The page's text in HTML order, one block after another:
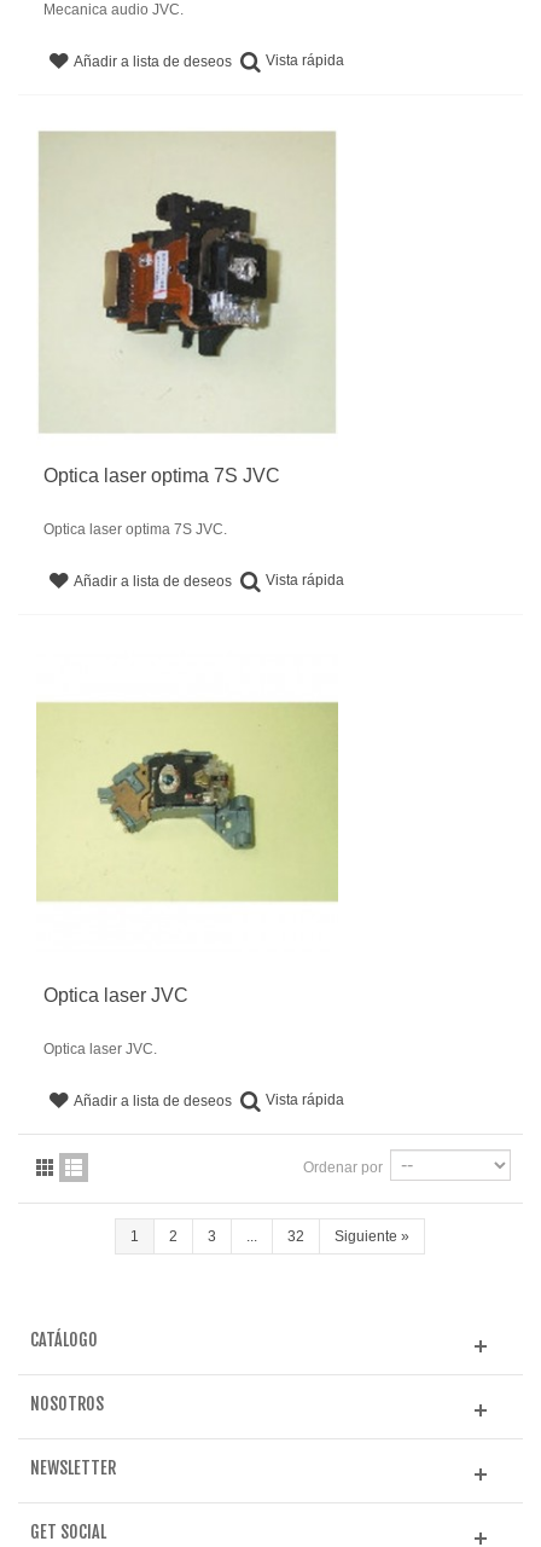
Mecanica audio JVC.
Añadir a lista de deseos Vista rápida
Optica laser optima 7S JVC
Optica laser optima 7S JVC.
Añadir a lista de deseos Vista rápida
Optica laser JVC
Optica laser JVC.
Añadir a lista de deseos Vista rápida
Ordenar por
1 2 3 32 Siguiente »
CATÁLOGO
NOSOTROS
NEWSLETTER
GET SOCIAL